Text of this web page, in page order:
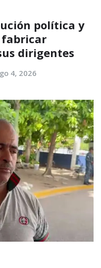
política y
fabricar
dirigentes
4, 2026